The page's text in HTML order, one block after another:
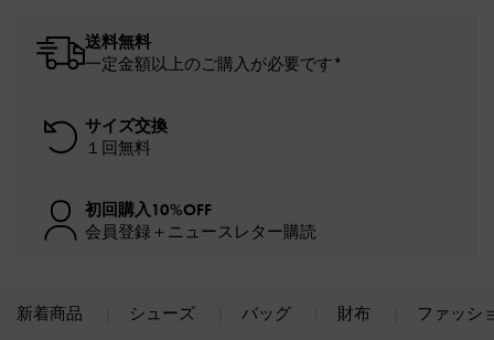
送料無料
一定金額以上のご購入が必要です*
サイズ交換
１回無料
初回購入10%OFF
会員登録＋ニュースレター購読
新着商品 シューズ バッグ 財布 ファッシ